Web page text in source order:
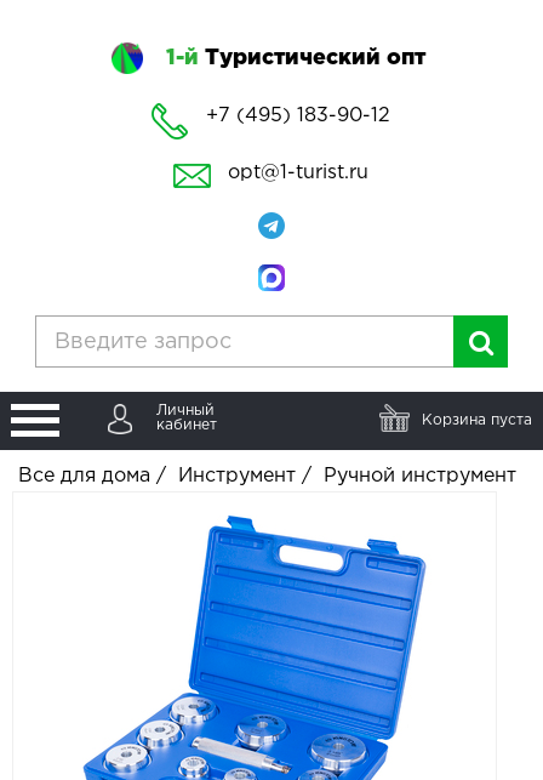
1-й Туристический опт
+7 (495) 183-90-12
opt@1-turist.ru
Личный
кабинет
Корзина пуста
Все для дома / Инструмент / Ручной инструмент